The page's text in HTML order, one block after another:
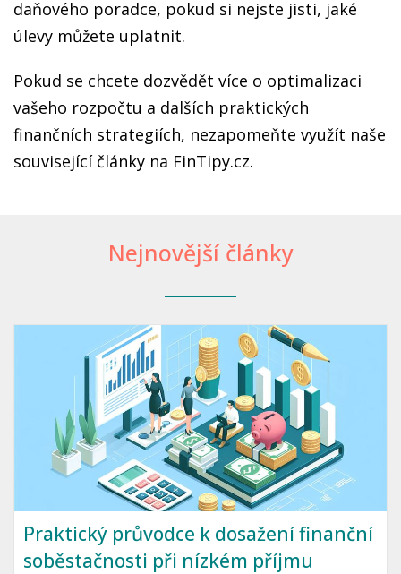
daňového poradce, pokud si nejste jisti, jaké
úlevy můžete uplatnit.
Pokud se chcete dozvědět více o optimalizaci
vašeho rozpočtu a dalších praktických
finančních strategiích, nezapomeňte využít naše
související články na FinTipy.cz.
Nejnovější články
Praktický průvodce k dosažení finanční
soběstačnosti při nízkém příjmu